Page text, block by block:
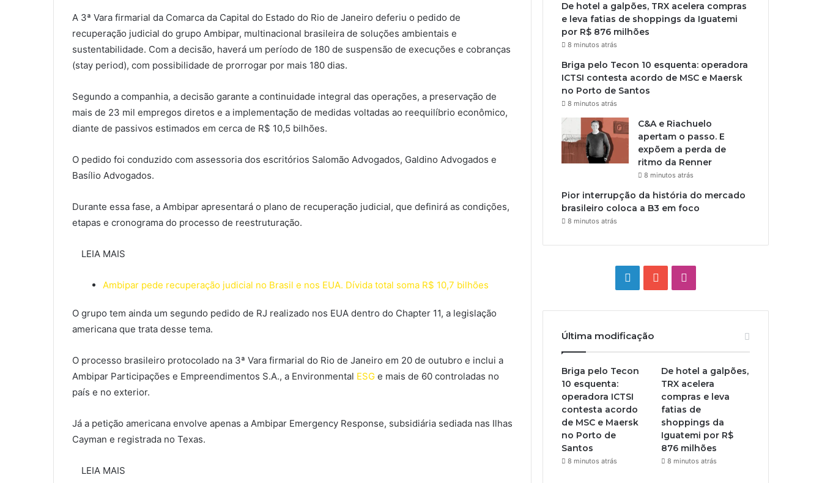
A 3ª Vara firmarial da Comarca da Capital do Estado do Rio de Janeiro deferiu o pedido de
recuperação judicial do grupo Ambipar, multinacional brasileira de soluções ambientais e
sustentabilidade. Com a decisão, haverá um período de 180 de suspensão de execuções e cobranças
(stay period), com possibilidade de prorrogar por mais 180 dias.
Segundo a companhia, a decisão garante a continuidade integral das operações, a preservação de
mais de 23 mil empregos diretos e a implementação de medidas voltadas ao reequilíbrio econômico,
diante de passivos estimados em cerca de R$ 10,5 bilhões.
O pedido foi conduzido com assessoria dos escritórios Salomão Advogados, Galdino Advogados e
Basílio Advogados.
Durante essa fase, a Ambipar apresentará o plano de recuperação judicial, que definirá as condições,
etapas e cronograma do processo de reestruturação.
LEIA MAIS
Ambipar pede recuperação judicial no Brasil e nos EUA. Dívida total soma R$ 10,7 bilhões
O grupo tem ainda um segundo pedido de RJ realizado nos EUA dentro do Chapter 11, a legislação
americana que trata desse tema.
O processo brasileiro protocolado na 3ª Vara firmarial do Rio de Janeiro em 20 de outubro e inclui a
Ambipar Participações e Empreendimentos S.A., a Environmental ESG e mais de 60 controladas no
país e no exterior.
Já a petição americana envolve apenas a Ambipar Emergency Response, subsidiária sediada nas Ilhas
Cayman e registrada no Texas.
LEIA MAIS
De hotel a galpões, TRX acelera compras
e leva fatias de shoppings da Iguatemi
por R$ 876 milhões
8 minutos atrás
Briga pelo Tecon 10 esquenta: operadora
ICTSI contesta acordo de MSC e Maersk
no Porto de Santos
8 minutos atrás
C&A e Riachuelo
apertam o passo. E
expõem a perda de
ritmo da Renner
8 minutos atrás
Pior interrupção da história do mercado
brasileiro coloca a B3 em foco
8 minutos atrás
LinkedinYouTube
Última modificação
Briga pelo Tecon
10 esquenta:
operadora ICTSI
contesta acordo
de MSC e Maersk
no Porto de
Santos
8 minutos atrás
De hotel a galpões,
TRX acelera
compras e leva
fatias de
shoppings da
Iguatemi por R$
876 milhões
8 minutos atrás